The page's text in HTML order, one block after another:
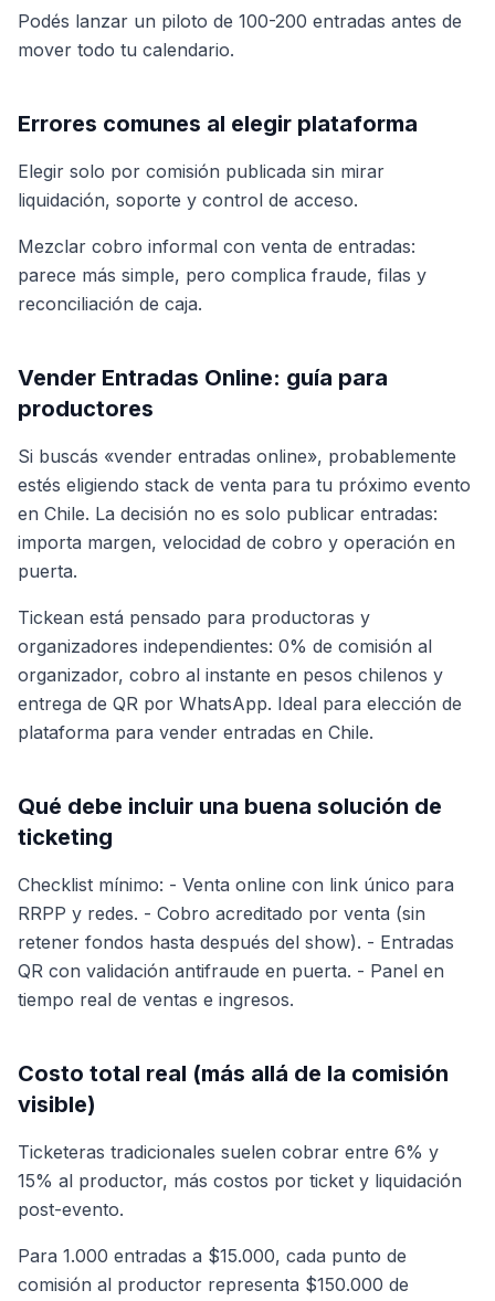
Podés lanzar un piloto de 100-200 entradas antes de
mover todo tu calendario.
Errores comunes al elegir plataforma
Elegir solo por comisión publicada sin mirar
liquidación, soporte y control de acceso.
Mezclar cobro informal con venta de entradas:
parece más simple, pero complica fraude, filas y
reconciliación de caja.
Vender Entradas Online: guía para
productores
Si buscás «vender entradas online», probablemente
estés eligiendo stack de venta para tu próximo evento
en Chile. La decisión no es solo publicar entradas:
importa margen, velocidad de cobro y operación en
puerta.
Tickean está pensado para productoras y
organizadores independientes: 0% de comisión al
organizador, cobro al instante en pesos chilenos y
entrega de QR por WhatsApp. Ideal para elección de
plataforma para vender entradas en Chile.
Qué debe incluir una buena solución de
ticketing
Checklist mínimo: - Venta online con link único para
RRPP y redes. - Cobro acreditado por venta (sin
retener fondos hasta después del show). - Entradas
QR con validación antifraude en puerta. - Panel en
tiempo real de ventas e ingresos.
Costo total real (más allá de la comisión
visible)
Ticketeras tradicionales suelen cobrar entre 6% y
15% al productor, más costos por ticket y liquidación
post-evento.
Para 1.000 entradas a $15.000, cada punto de
comisión al productor representa $150.000 de